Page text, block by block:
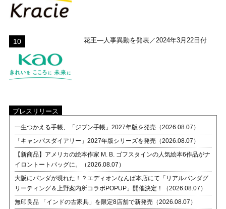
花王―人事異動を発表／2024年3月22日付
プレスリリース
一生つかえる手帳、「ジブン手帳」2027年版を発売（2026.08.07）
「キャンパスダイアリー」2027年版シリーズを発売（2026.08.07）
【新商品】アメリカの絵本作家 M. B. ゴフスタインの人気絵本6作品がナ
イロントートバッグに。（2026.08.07）
大阪にパンダが現れた！？エディオンなんば本店にて「リアルパンダグ
リーティング＆上野案内所コラボPOPUP」開催決定！（2026.08.07）
無印良品 「インドの古家具」を限定8店舗で新発売（2026.08.07）